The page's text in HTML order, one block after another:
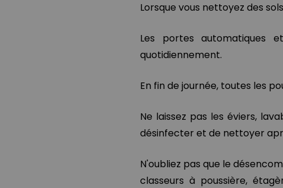
Lorsque vous nettoyez des
Les portes automatiques
quotidiennement.
En fin de journée, toutes les
Ne laissez pas les éviers,
désinfecter et de nettoyer
N'oubliez pas que le
classeurs à poussière,